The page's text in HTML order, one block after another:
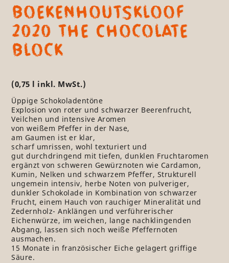
Boekenhoutskloof
2020 The Chocolate
Block
(0,75 l inkl. MwSt.)
Üppige Schokoladentöne
Explosion von roter und schwarzer Beerenfrucht,
Veilchen und intensive Aromen
von weißem Pfeffer in der Nase,
am Gaumen ist er klar,
scharf umrissen, wohl texturiert und
gut durchdringend mit tiefen, dunklen Fruchtaromen
ergänzt von schweren Gewürznoten wie Cardamon,
Kumin, Nelken und schwarzem Pfeffer, Strukturell
ungemein intensiv, herbe Noten von pulveriger,
dunkler Schokolade in Kombination von schwarzer
Frucht, einem Hauch von rauchiger Mineralität und
Zedernholz- Anklängen und verführerischer
Eichenwürze, im weichen, lange nachklingenden
Abgang, lassen sich noch weiße Pfeffernoten
ausmachen.
15 Monate in französischer Eiche gelagert griffige
Säure.